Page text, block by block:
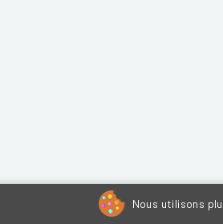
Nous utilisons